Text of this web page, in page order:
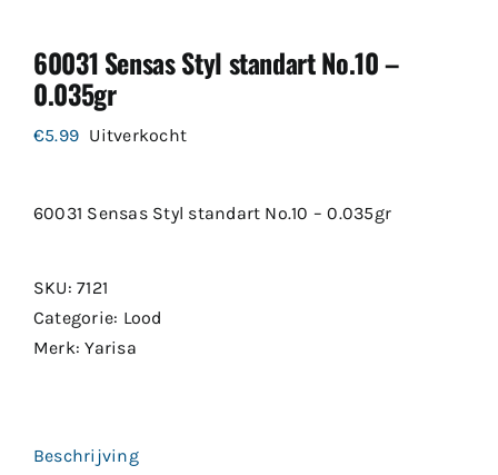
60031 Sensas Styl standart No.10 –
0.035gr
€5.99 Uitverkocht
60031 Sensas Styl standart No.10 – 0.035gr
SKU:7121
Categorie: Lood
Merk:Yarisa
Beschrijving